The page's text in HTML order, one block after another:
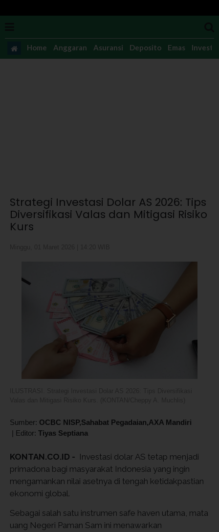
Home Anggaran Asuransi Deposito Emas
Strategi Investasi Dolar AS 2026: Tips
Diversifikasi Valas dan Mitigasi Risiko
Kurs
Sumber: OCBC NISP,Sahabat Pegadaian,AXA Mandiri
| Editor: Tiyas Septiana
KONTAN.CO.ID - Investasi dolar AS tetap menjadi
primadona bagi masyarakat Indonesia yang ingin
mengamankan nilai asetnya di tengah ketidakpastian
ekonomi global.
Sebagai salah satu instrumen safe haven utama, mata
uang Negeri Paman Sam ini menawarkan